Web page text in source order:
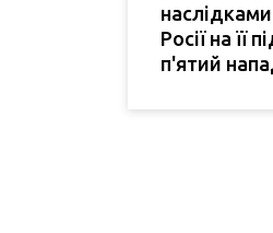
Росії на її
п'ятий